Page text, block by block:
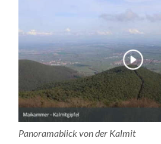
Panoramablick von der Kalmit